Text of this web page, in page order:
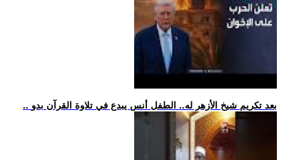
.. بعد تكريم شيخ الأزهر له.. الطفل أنس يبدع في تلاوة القرآن بدو